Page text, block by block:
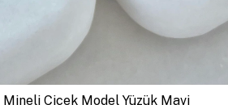
Çiçek Model Yüzük Mavi